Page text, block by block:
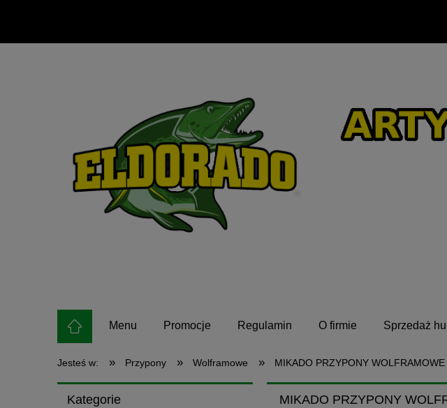
Menu Promocje Regulamin O firmie Sprzedaż
Jesteś w: » Przypony » Wolframowe » MIKADO PRZYPONY
Kategorie MIKADO PRZYPONY